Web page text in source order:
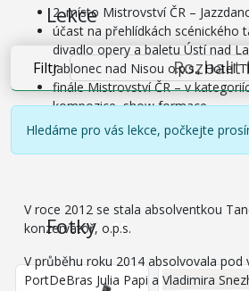
2. místo Mistrovství ČR –
účast na přehlídkách scénického
divadlo opery a baletu Ústí nad
Jablonec nad Nisou o.p.s., Hotel
finále Mistrovství ČR – v
kompozice, show formace
vystupování na společenských
večírky, doprovodný program na
V roce 2012 se stala absolventkou
konzervatoř, o.p.s.
V průběhu roku 2014 absolvovala pod
PortDeBras Julia Papi a Vladimira
Lekce
Filtr Rozbalit
Hledáme pro vás lekce, počkejte
Fotky 38